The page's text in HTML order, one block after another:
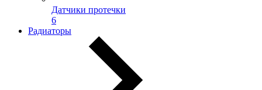
Датчики протечки
6
Радиаторы